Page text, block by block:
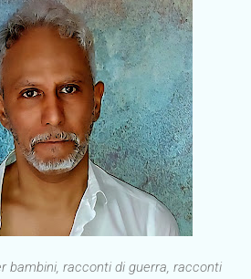
bambini, racconti di guerra, racconti